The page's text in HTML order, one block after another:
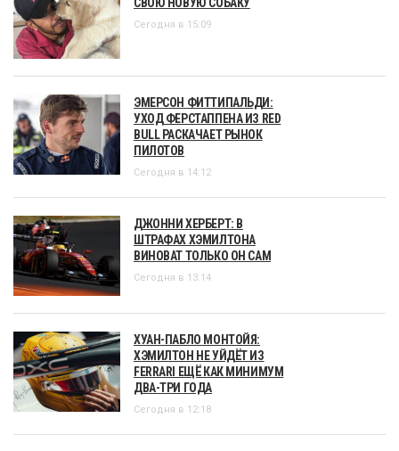
СВОЮ НОВУЮ СОБАКУ
Сегодня в 15:09
ЭМЕРСОН ФИТТИПАЛЬДИ:
УХОД ФЕРСТАППЕНА ИЗ RED
BULL РАСКАЧАЕТ РЫНОК
ПИЛОТОВ
Сегодня в 14:12
ДЖОННИ ХЕРБЕРТ: В
ШТРАФАХ ХЭМИЛТОНА
ВИНОВАТ ТОЛЬКО ОН САМ
Сегодня в 13:14
ХУАН-ПАБЛО МОНТОЙЯ:
ХЭМИЛТОН НЕ УЙДЁТ ИЗ
FERRARI ЕЩЁ КАК МИНИМУМ
ДВА-ТРИ ГОДА
Сегодня в 12:18